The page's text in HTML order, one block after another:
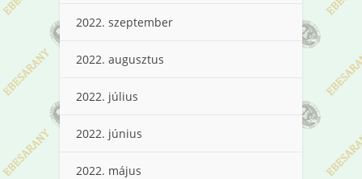
2022. szeptember
2022. augusztus
2022. július
2022. június
2022. május